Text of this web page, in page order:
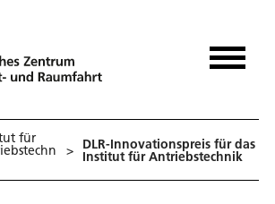
für
> DLR-Innovationspreis für das
Institut für Antriebstechnik